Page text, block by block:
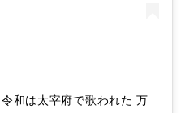
和は太宰府で歌われた 万